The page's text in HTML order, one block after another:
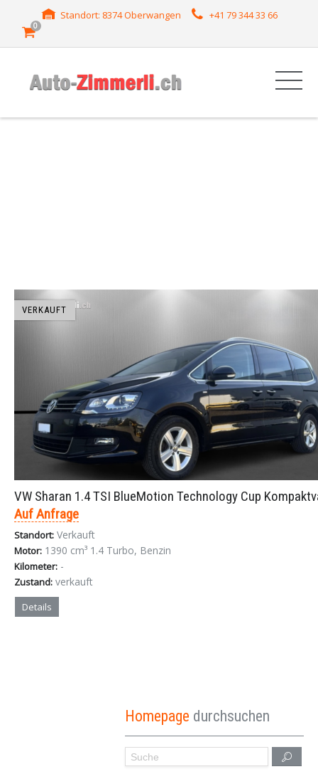
Standort: 8374 Oberwangen +41 79 344 33 66
0
VERKAUFT
VW Sharan 1.4 TSI BlueMotion Technology Cup
Auf Anfrage
Standort: Verkauft
Motor: 1390 cm³ 1.4 Turbo, Benzin
Kilometer: -
Zustand: verkauft
Details
Homepage durchsuchen